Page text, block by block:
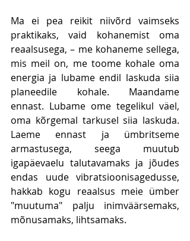
Ma ei pea reikit niivõrd vaimseks
praktikaks, vaid kohanemist oma
reaalsusega, – me kohaneme sellega,
mis meil on, me toome kohale oma
energia ja lubame endil laskuda siia
planeedile kohale. Maandame
ennast. Lubame ome tegelikul väel,
oma kõrgemal tarkusel siia laskuda.
Laeme ennast ja ümbritseme
armastusega, seega muutub
igapäevaelu talutavamaks ja jõudes
endas uude vibratsioonisagedusse,
hakkab kogu reaalsus meie ümber
"muutuma" palju inimväärsemaks,
mõnusamaks, lihtsamaks.